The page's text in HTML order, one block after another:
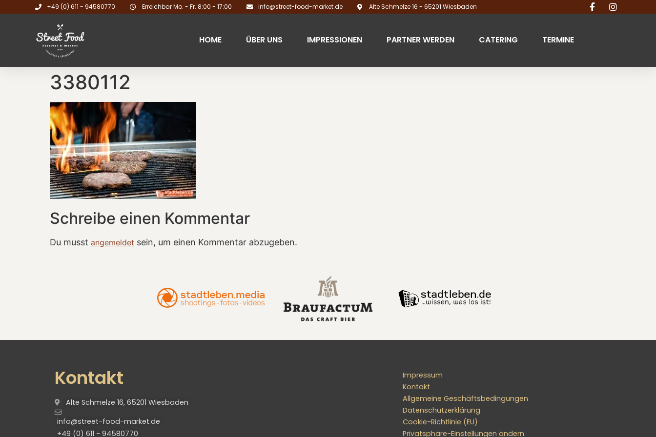
+49 (0) 611 - 94580770 Erreichbar Mo. - Fr. 8:00 - 17:00 info@street-food-market.de Alte Schmelze 16 - 65201 Wiesbaden
HOME ÜBER UNS IMPRESSIONEN PARTNER WERDEN CATERING TERMINE
3380112
Schreibe einen Kommentar
Du musst angemeldet sein, um einen Kommentar abzugeben.
Kontakt
Alte Schmelze 16, 65201 Wiesbaden
info@street-food-market.de
+49 (0) 611 - 94580770
Impressum
Kontakt
Allgemeine Geschäftsbedingungen
Datenschutzerklärung
Cookie-Richtlinie (EU)
Privatsphäre-Einstellungen ändern